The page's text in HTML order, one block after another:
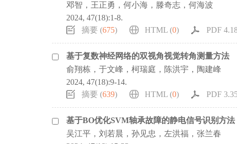
邓智，王正勇，何小海，滕奇志，何海波
2024, 47(18):1-8.
摘要 (675) HTML (0) PDF
基于复数神经网络的双视角视觉转角测量方法
俞翔栋，于文峰，柯瑞庭，陈洪宇，陶建峰
2024, 47(18):9-14.
摘要 (639) HTML (0) PDF
基于BO优化SVM轴承故障的静电信号识别方法
吴江平，刘若晨，孙见忠，左洪福，张兰春